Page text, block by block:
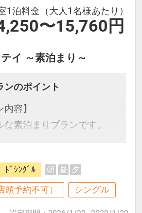
1泊料金（大人1名様あたり）
〜15,760円
イ ～素泊まり～
ンのポイント
内容】
な素泊まりプランです。
添い寝のご案内】
につき小学生以下のお子
ﾄﾞｼﾝｸﾞﾙ 朝 昼 夕
頭予約不可） シングル